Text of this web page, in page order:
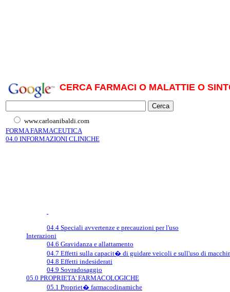
CERCA FARMACI O MALATTIE O
www.carloanibaldi.com
FORMA FARMACEUTICA
04.0 INFORMAZIONI CLINICHE
04.4 Speciali avvertenze e precauzioni per l'uso
Interazioni
04.6 Gravidanza e allattamento
04.7 Effetti sulla capacit� di guidare veicoli e sull'uso di
04.8 Effetti indesiderati
04.9 Sovradosaggio
05.0 PROPRIETA' FARMACOLOGICHE
05.1 Propriet� farmacodinamiche